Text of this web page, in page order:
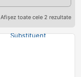
Afișez toate cele 2 rezultate